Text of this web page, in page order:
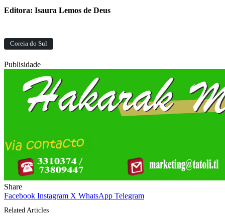
Editora: Isaura Lemos de Deus
Coreia do Sul
Publisidade
Share
Facebook Instagram X WhatsApp Telegram
Related Articles